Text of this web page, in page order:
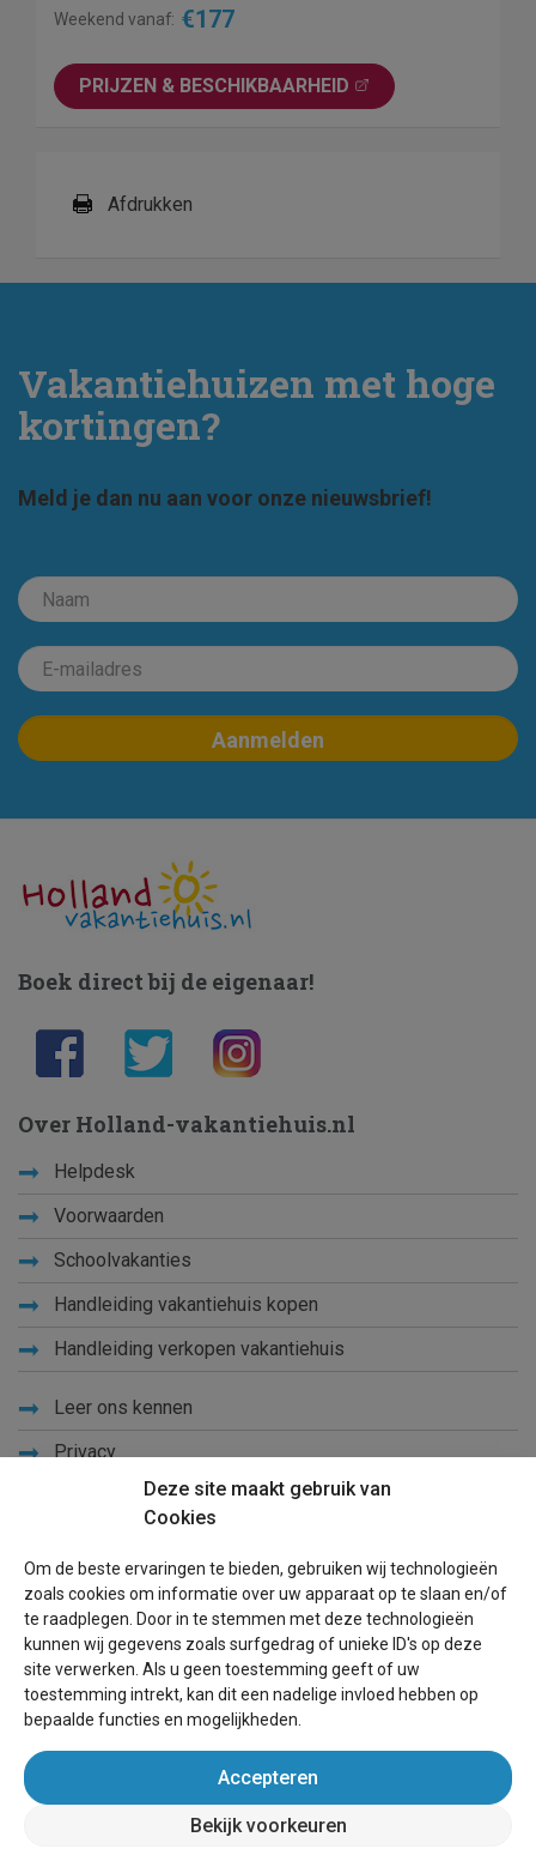
Weekend vanaf: €177
PRIJZEN & BESCHIK­BAARHEID
Afdrukken
Vakantiehuizen met hoge
kortingen?
Meld je dan nu aan voor onze nieuwsbrief!
Deze site maakt gebruik van
Cookies
Om de beste ervaringen te bieden, gebruiken wij technologieën
zoals cookies om informatie over uw apparaat op te slaan en/of
te raadplegen. Door in te stemmen met deze technologieën
kunnen wij gegevens zoals surfgedrag of unieke ID's op deze
site verwerken. Als u geen toestemming geeft of uw
toestemming intrekt, kan dit een nadelige invloed hebben op
bepaalde functies en mogelijkheden.
Accepteren
Bekijk voorkeuren
Boek direct bij de eigenaar!
Over Holland-vakantiehuis.nl
Helpdesk
Voorwaarden
Schoolvakanties
Handleiding vakantiehuis kopen
Handleiding verkopen vakantiehuis
Leer ons kennen
Privacy
Blog
Voor eigenaren
Een advertentie plaatsen
Succesvol verhuren vakantiewoning
wereldvakantiehuis.nl(vakantiehuizen wereldwijd)